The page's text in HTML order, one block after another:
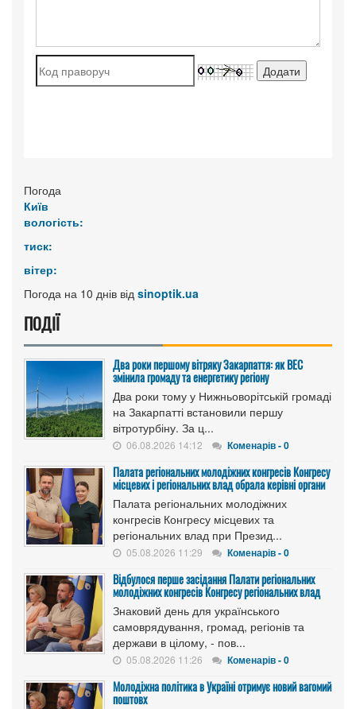
Погода
Київ
вологість:
тиск:
вітер:
Погода на 10 днів від sinoptik.ua
ПОДІЇ
Два роки першому вітряку Закарпаття: як ВЕС
змінила громаду та енергетику регіону
Два роки тому у Нижньоворітській громаді
на Закарпатті встановили першу
вітротурбіну. За ц...
06.08.2026 14:12 Коменарів - 0
Палата регіональних молодіжних конгресів Конгресу
місцевих і регіональних влад обрала керівні органи
Палата регіональних молодіжних
конгресів Конгресу місцевих та
регіональних влад при Презид...
05.08.2026 11:29 Коменарів - 0
Відбулося перше засідання Палати регіональних
молодіжних конгресів Конгресу регіональних влад
Знаковий день для українського
самоврядування, громад, регіонів та
держави в цілому, - пов...
05.08.2026 11:26 Коменарів - 0
Молодіжна політика в Україні отримує новий вагомий
поштовх